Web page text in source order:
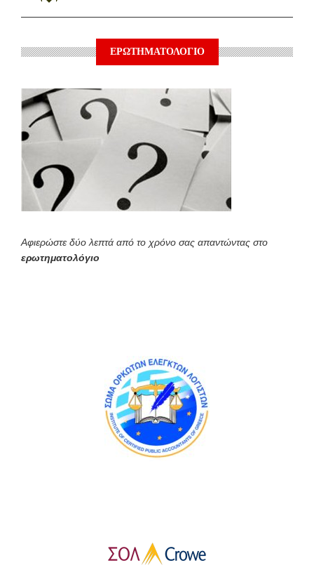
ΕΡΩΤΗΜΑΤΟΛΟΓΙΟ
Αφιερώστε δύο λεπτά από το χρόνο σας απαντώντας στο
ερωτηματολόγιο